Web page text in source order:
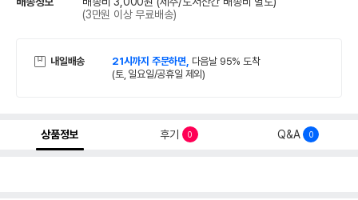
(3만원 이상 무료배송)
내일배송 21시까지 주문하면, 다음날 95% 도착
(토, 일요일/공휴일 제외)
상품정보 후기 0 Q&A 0